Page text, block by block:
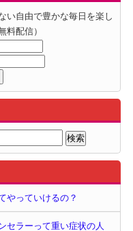
い自由で豊かな毎日を楽し
料配信）
やっていけるの？
セラーって重い症状の人